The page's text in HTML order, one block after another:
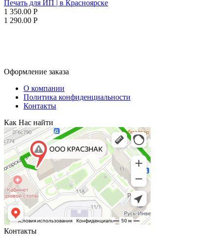
Печать для ИП | в Красноярске
1 350.00 Р
1 290.00 Р
Оформление заказа
О компании
Политика конфиденциальности
Контакты
Как Нас найти
Контакты